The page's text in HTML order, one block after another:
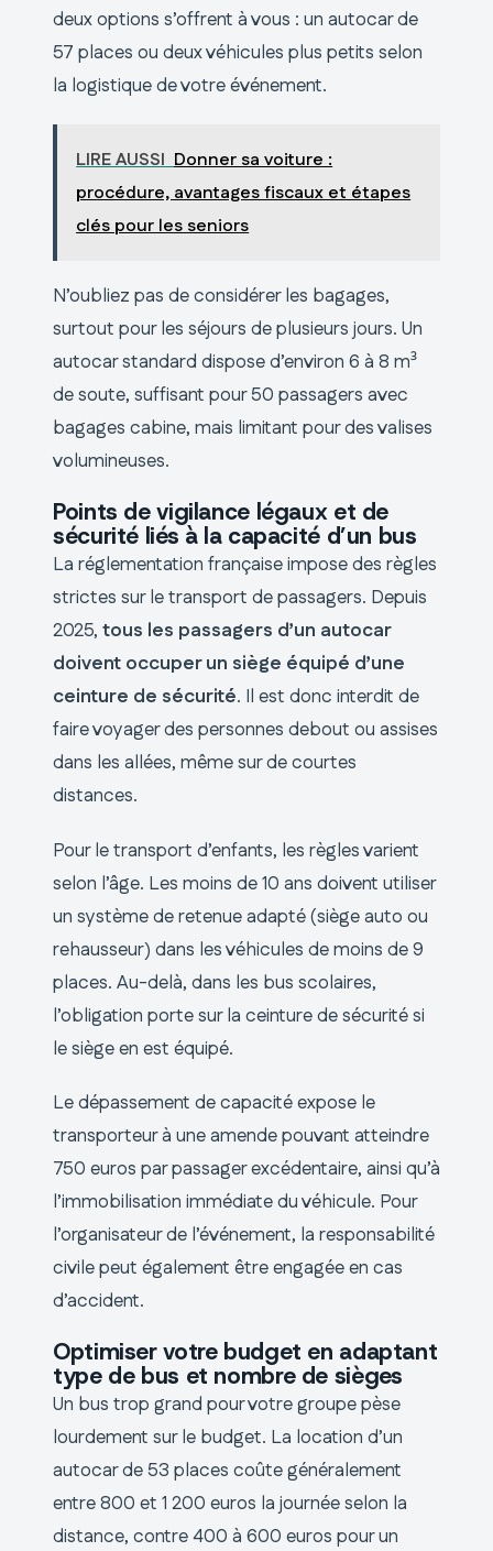
deux options s’offrent à vous : un autocar de
57 places ou deux véhicules plus petits selon
la logistique de votre événement.
LIRE AUSSI Donner sa voiture :
procédure, avantages fiscaux et étapes
clés pour les seniors
N’oubliez pas de considérer les bagages,
surtout pour les séjours de plusieurs jours. Un
autocar standard dispose d’environ 6 à 8 m³
de soute, suffisant pour 50 passagers avec
bagages cabine, mais limitant pour des valises
volumineuses.
Points de vigilance légaux et de
sécurité liés à la capacité d’un bus
La réglementation française impose des règles
strictes sur le transport de passagers. Depuis
2025, tous les passagers d’un autocar
doivent occuper un siège équipé d’une
ceinture de sécurité. Il est donc interdit de
faire voyager des personnes debout ou assises
dans les allées, même sur de courtes
distances.
Pour le transport d’enfants, les règles varient
selon l’âge. Les moins de 10 ans doivent utiliser
un système de retenue adapté (siège auto ou
rehausseur) dans les véhicules de moins de 9
places. Au-delà, dans les bus scolaires,
l’obligation porte sur la ceinture de sécurité si
le siège en est équipé.
Le dépassement de capacité expose le
transporteur à une amende pouvant atteindre
750 euros par passager excédentaire, ainsi qu’à
l’immobilisation immédiate du véhicule. Pour
l’organisateur de l’événement, la responsabilité
civile peut également être engagée en cas
d’accident.
Optimiser votre budget en adaptant
type de bus et nombre de sièges
Un bus trop grand pour votre groupe pèse
lourdement sur le budget. La location d’un
autocar de 53 places coûte généralement
entre 800 et 1 200 euros la journée selon la
distance, contre 400 à 600 euros pour un